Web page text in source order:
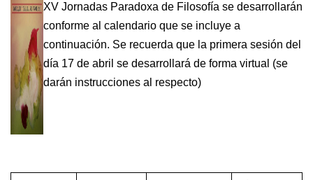
XV Jornadas Paradoxa de Filosofía se desarrollarán
conforme al calendario que se incluye a
continuación. Se recuerda que la primera sesión del
día 17 de abril se desarrollará de forma virtual (se
darán instrucciones al respecto)